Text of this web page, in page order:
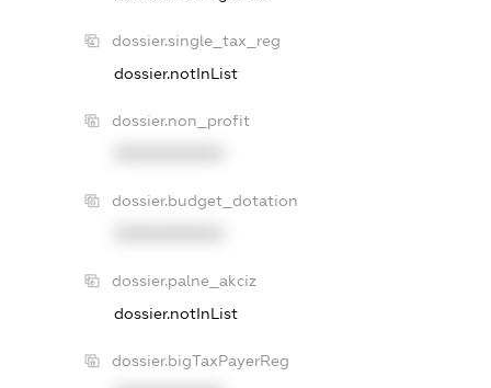
dossier.single_tax_reg
dossier.notInList
dossier.non_profit
dossier.budget_dotation
dossier.palne_akciz
dossier.notInList
dossier.bigTaxPayerReg